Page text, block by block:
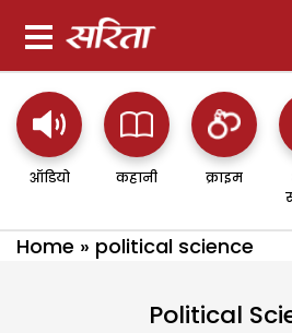
ऑडियो कहानी क्राइम
Home » political science
Political